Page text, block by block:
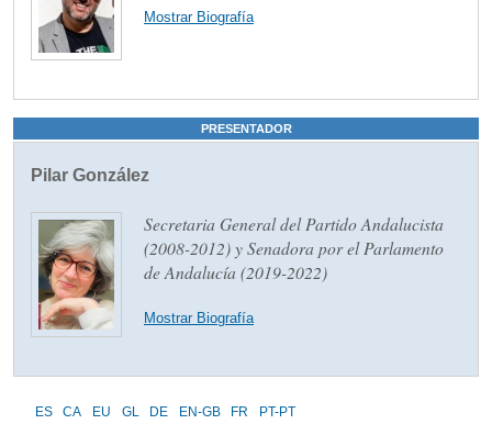
Mostrar Biografía
PRESENTADOR
Pilar González
Secretaria General del Partido Andalucista
(2008-2012) y Senadora por el Parlamento
de Andalucía (2019-2022)
Mostrar Biografía
ES CA EU GL DE EN-GB FR PT-PT